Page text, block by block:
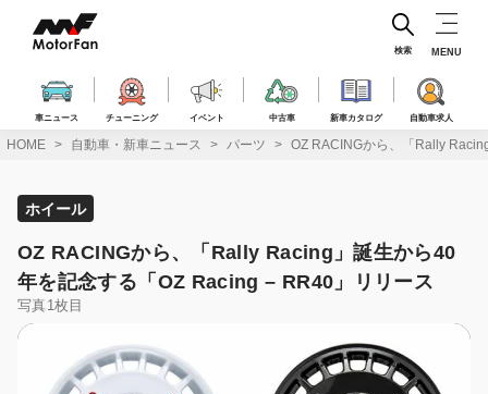
ス
車ニュース チューニング イベント 中古車 新車カタログ 自動車求人
検索 MENU
HOME 自動車・新車ニュース パーツ OZ RACINGから、「Rally
ホイール
OZ RACINGから、「Rally Racing」誕生から40
年を記念する「OZ Racing – RR40」リリース
写真1枚目